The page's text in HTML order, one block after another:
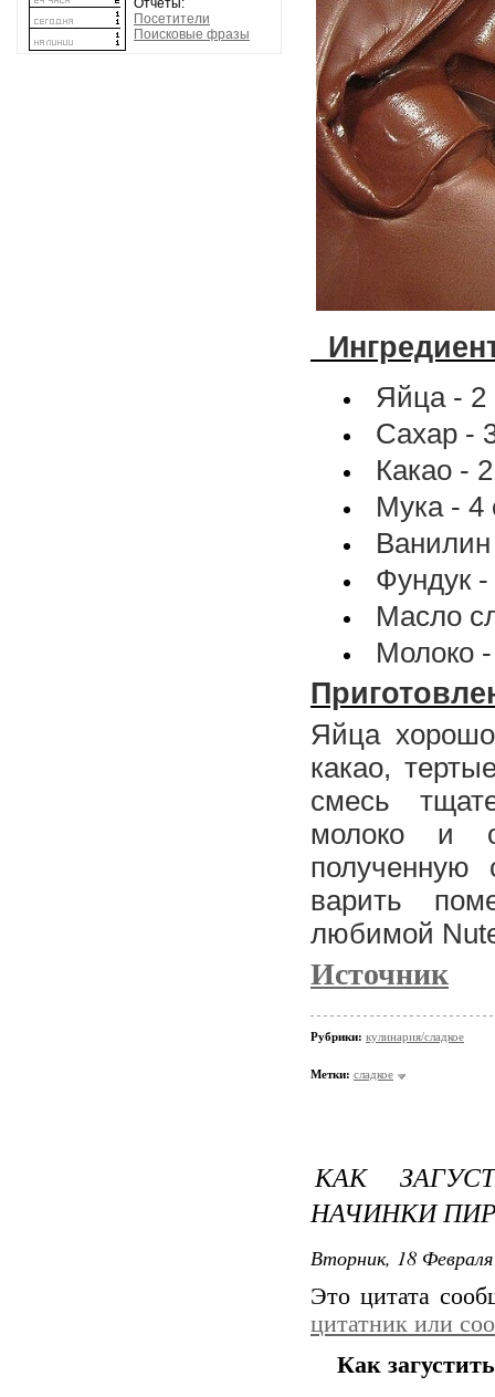
Отчеты:
Посетители
Поисковые фразы
Яйца -
Сахар -
Какао -
Мука - 4
Фундук
Масло
Молоко
Яйца
какао,
смесь
молоко и
полученную
варить
любимой
Источник
Рубрики: кулинария/сладкое
Метки: сладкое
КАК
НАЧИНКИ
Вторник, 18
Это цитата
цитатник или
Как